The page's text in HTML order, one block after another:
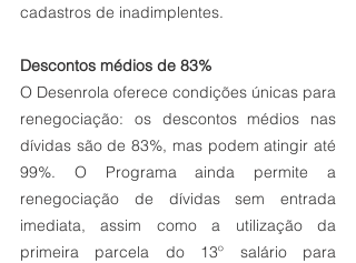
cadastros de inadimplentes.
Descontos médios de 83%
O Desenrola oferece condições únicas para
renegociação: os descontos médios nas
dívidas são de 83%, mas podem atingir até
99%. O Programa ainda permite a
renegociação de dívidas sem entrada
imediata, assim como a utilização da
primeira parcela do 13º salário para